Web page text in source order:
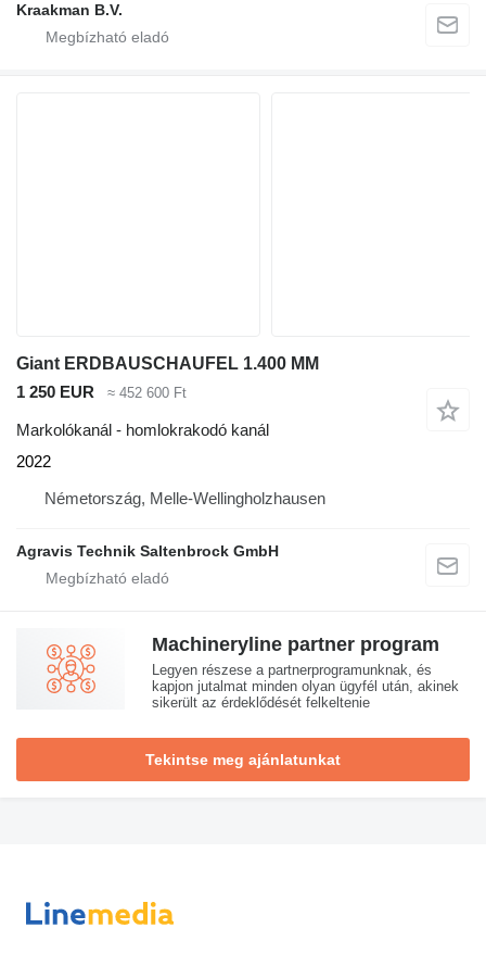
Kraakman B.V.
Giant ERDBAUSCHAUFEL 1.400 MM
1 250 EUR
≈ 452 600 Ft
Markolókanál - homlokrakodó kanál
2022
Németország, Melle-Wellingholzhausen
Agravis Technik Saltenbrock GmbH
Machineryline partner program
Legyen részese a partnerprogramunknak, és
kapjon jutalmat minden olyan ügyfél után, akinek
sikerült az érdeklődését felkeltenie
Tekintse meg ajánlatunkat